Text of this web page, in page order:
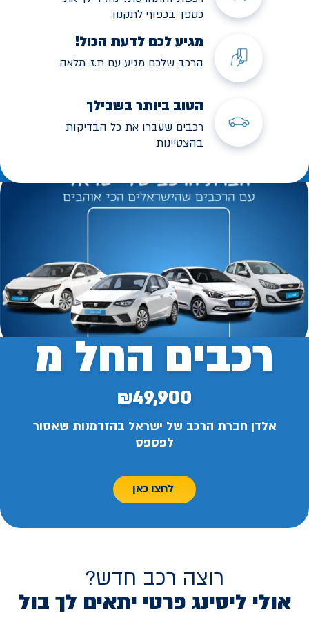
כספך בכפוף לתקנון
מגיע לכם לדעת הכול!
הרכב שלכם מגיע עם ת.ז. מלאה
הטוב ביותר בשבילך
רכבים שעברו את כל הבדיקות
בהצטיינות
רכבים החל מ
₪49,900
אלדן חברת הרכב של ישראל בהזדמנות שאסור
לפספס
לחצו כאן
רוצה רכב חדש?
אולי ליסינג פרטי יתאים לך בול